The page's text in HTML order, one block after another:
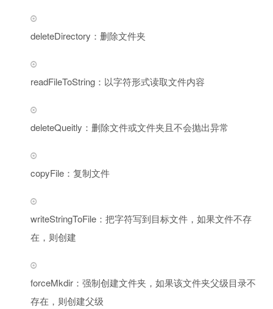
deleteDirectory：删除文件夹
readFileToString：以字符形式读取文件内容
deleteQueitly：删除文件或文件夹且不会抛出异常
copyFile：复制文件
writeStringToFile：把字符写到目标文件，如果文件不存
在，则创建
forceMkdir：强制创建文件夹，如果该文件夹父级目录不
存在，则创建父级